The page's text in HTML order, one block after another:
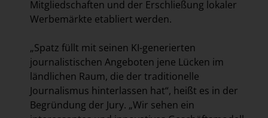
Mitgliedschaften und der Erschließung lokaler
Werbemärkte etabliert werden.
„Spatz füllt mit seinen KI-generierten
journalistischen Angeboten jene Lücken im
ländlichen Raum, die der traditionelle
Journalismus hinterlassen hat“, heißt es in der
Begründung der Jury. „Wir sehen ein